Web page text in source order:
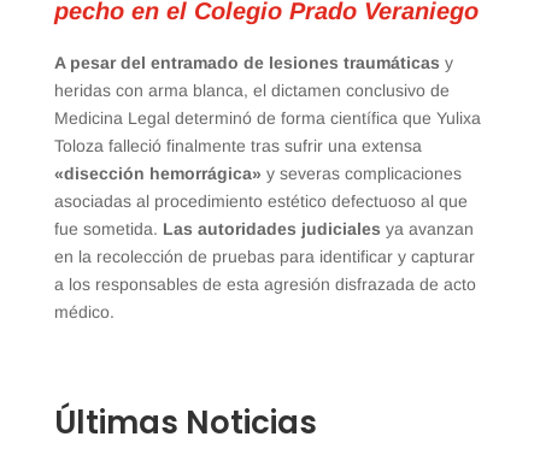
pecho en el Colegio Prado Veraniego
A pesar del entramado de lesiones traumáticas y
heridas con arma blanca, el dictamen conclusivo de
Medicina Legal determinó de forma científica que Yulixa
Toloza falleció finalmente tras sufrir una extensa
«disección hemorrágica» y severas complicaciones
asociadas al procedimiento estético defectuoso al que
fue sometida. Las autoridades judiciales ya avanzan
en la recolección de pruebas para identificar y capturar
a los responsables de esta agresión disfrazada de acto
médico.
Últimas Noticias